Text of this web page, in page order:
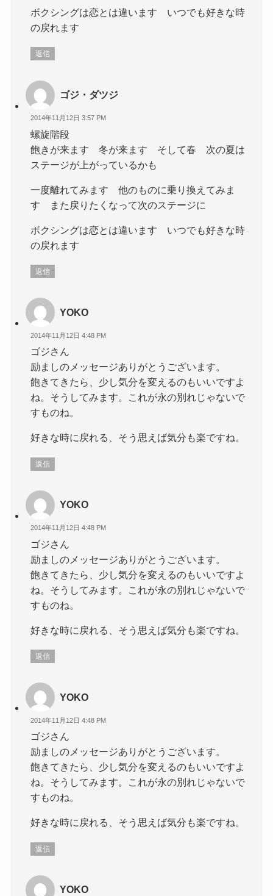
ボクシングは恋とは違います いつでも好きな時
の戻れます
返信
ゴジ・ダツジ
2014年11月12日 3:57 PM
螺旋階段
飽きが来ます 冬が来ます そして春 次の夏は
ステージが上がっているかも
一度離れてみます 他のものに乗り換えてみま
す また戻りたくなって次のステージに
ボクシングは恋とは違います いつでも好きな時
の戻れます
返信
YOKO
2014年11月12日 4:48 PM
ゴジさん
励ましのメッセージありがとうございます。
飽きてきたら、少し気分を変えるのもいいですよ
ね。そうしてみます。これが永の別れじゃないで
すものね。
好きな時に戻れる、そう思えば気分も楽ですね。
返信
YOKO
2014年11月12日 4:48 PM
ゴジさん
励ましのメッセージありがとうございます。
飽きてきたら、少し気分を変えるのもいいですよ
ね。そうしてみます。これが永の別れじゃないで
すものね。
好きな時に戻れる、そう思えば気分も楽ですね。
返信
YOKO
2014年11月12日 4:48 PM
ゴジさん
励ましのメッセージありがとうございます。
飽きてきたら、少し気分を変えるのもいいですよ
ね。そうしてみます。これが永の別れじゃないで
すものね。
好きな時に戻れる、そう思えば気分も楽ですね。
返信
YOKO